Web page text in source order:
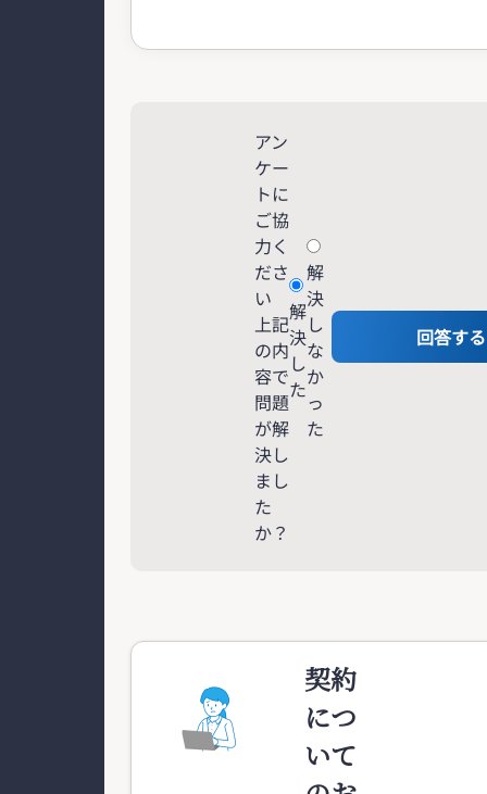
アン
ケー
トに
ご協
力く
ださ
い
上記
の内
容で
問題
が解
決し
まし
た
か？
解
決
し
た
解
決
し
な
か
っ
た
回答する
契約
につ
いて